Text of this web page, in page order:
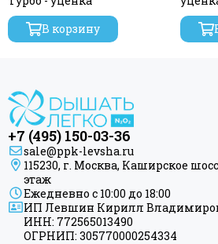
В корзину
+7 (495) 150-03-36
sale@ppk-levsha.ru
115230, г. Москва, Каширское
этаж
Ежедневно с 10:00 до 18:00
ИП Левшин Кирилл
ИНН: 772565013490
ОГРНИП: 305770000254334